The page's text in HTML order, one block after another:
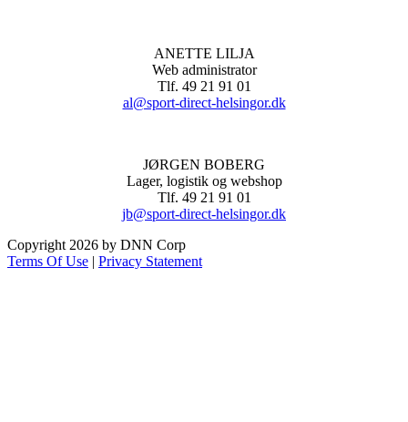
ANETTE LILJA
Web administrator
Tlf. 49 21 91 01
al@sport-direct-helsingor.dk
JØRGEN BOBERG
Lager, logistik og webshop
Tlf. 49 21 91 01
jb@sport-direct-helsingor.dk
Copyright 2026 by DNN Corp
Terms Of Use | Privacy Statement